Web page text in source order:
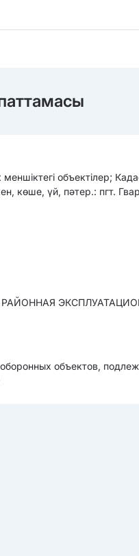
объектілер;
көше, үй, пәтер.: пгт.
объектов,